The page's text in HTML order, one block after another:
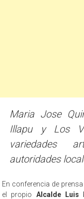
Maria Jose
Illapu y Los
variedades
autoridades
En conferencia de
el propio Alcalde Luis